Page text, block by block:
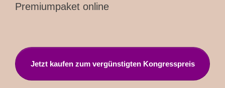
Premiumpaket online
Jetzt kaufen zum vergünstigten Kongresspreis